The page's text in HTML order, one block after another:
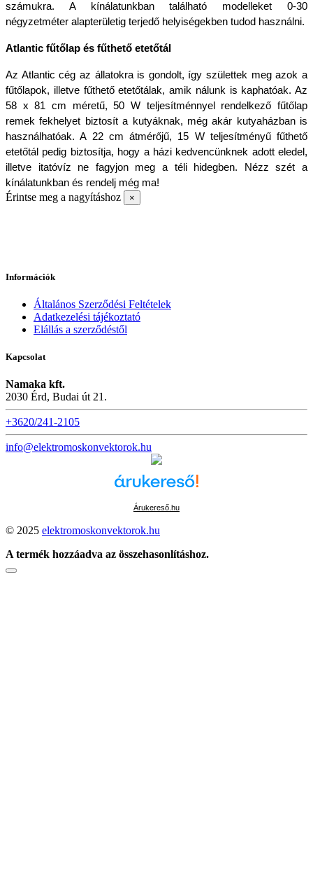
számukra. A kínálatunkban található modelleket 0-30
négyzetméter alapterületig terjedő helyiségekben tudod használni.
Atlantic fűtőlap és fűthető etetőtál
Az Atlantic cég az állatokra is gondolt, így születtek meg azok a
fűtőlapok, illetve fűthető etetőtálak, amik nálunk is kaphatóak. Az
58 x 81 cm méretű, 50 W teljesítménnyel rendelkező fűtőlap
remek fekhelyet biztosít a kutyáknak, még akár kutyaházban is
használhatóak. A 22 cm átmérőjű, 15 W teljesítményű fűthető
etetőtál pedig biztosítja, hogy a házi kedvencünknek adott eledel,
illetve itatóvíz ne fagyjon meg a téli hidegben. Nézz szét a
kínálatunkban és rendelj még ma!
Érintse meg a nagyításhoz ×
Információk
Általános Szerződési Feltételek
Adatkezelési tájékoztató
Elállás a szerződéstől
Kapcsolat
Namaka kft.
2030 Érd, Budai út 21.
+3620/241-2105
info@elektromoskonvektorok.hu
Árukereső.hu
© 2025 elektromoskonvektorok.hu
A termék hozzáadva az összehasonlításhoz.